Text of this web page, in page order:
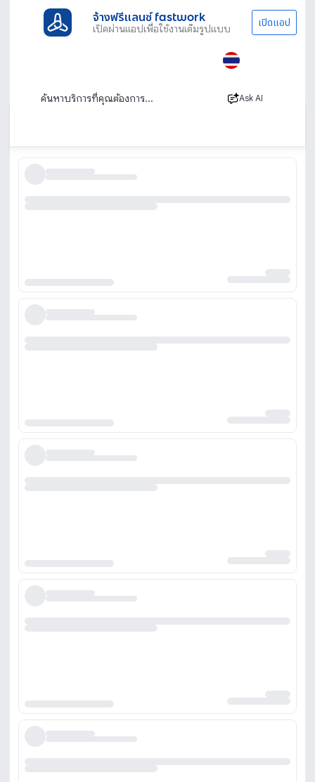
จ้างฟรีแลนซ์ fastwork
เปิดผ่านแอปเพื่อใช้งานเต็มรูปแบบ เปิดแอป
Ask AI
รับทำแผนที่ GIS รับเขียนแผนที่ GIS วิเคราะห์
ข้อมูลเชิงพื้นที่